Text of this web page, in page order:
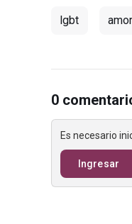
lgbt amor
0
Es necesario
Ingresar